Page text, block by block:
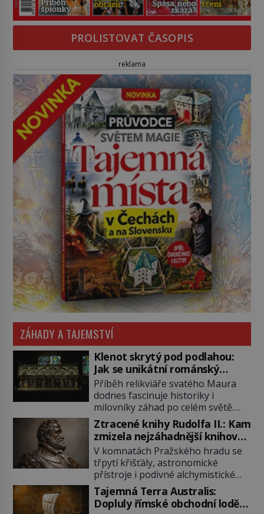
PROLISTOVAT ČASOPIS
reklama
ZÁHADY A TAJEMSTVÍ
Klenot skrytý pod podlahou:
Jak se unikátní románský
poklad dostal do zapadlého
Bečova?
Příběh relikviáře svatého Maura
dodnes fascinuje historiky i
milovníky záhad po celém světě.
Tato románská zlatnická památka
ze 13. století je po českých
korunovačních klenotech druhým
nejcennějším movitým majetkem v
České republice. Přestože byl
klenot v roce 1985 po dramatickém
pátrání kriminalistů úspěšně
nalezen, jeho minulost stále
Ztracené knihy Rudolfa II.: Kam
zmizela nejzáhadnější knihovna
Evropy?
V komnatách Pražského hradu se
třpytí křišťály, astronomické
přístroje i podivné alchymistické
rukopisy. Císař Rudolf II.
shromažďuje vše, co souvisí s
tajemstvím přírody, hvězd i
Tajemná Terra Australis:
Dopluly římské obchodní lodě